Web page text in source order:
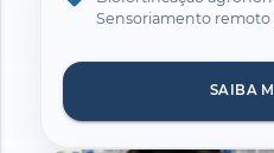
Sensoriamento remoto
SAIBA